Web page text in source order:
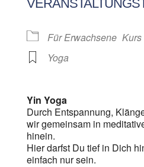
Für Erwachsene Kurs
Yoga
Yin Yoga
Durch Entspannung,
wir gemeinsam in
hinein.
Hier darfst Du tief in Dich
einfach nur sein.